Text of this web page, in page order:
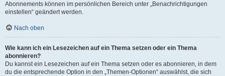
Abonnements können im persönlichen Bereich unter „Benachrichtigungen
einstellen“ geändert werden.
Nach oben
Wie kann ich ein Lesezeichen auf ein Thema setzen oder ein Thema
abonnieren?
Du kannst ein Lesezeichen auf ein Thema setzen oder es abonnieren, in dem
du die entsprechende Option in den „Themen-Optionen“ auswählst, die sich